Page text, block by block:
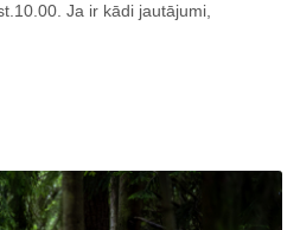
Ja ir kādi jautājumi,